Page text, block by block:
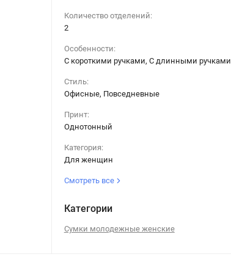
Количество отделений:
2
Особенности:
С короткими ручками, С длинными ручками
Стиль:
Офисные, Повседневные
Принт:
Однотонный
Категория:
Для женщин
Смотреть все
Категории
Сумки молодежные женские